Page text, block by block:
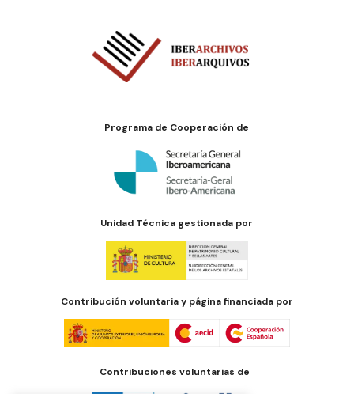
Programa de Cooperación de
Unidad Técnica gestionada por
Contribución voluntaria y página financiada por
Contribuciones voluntarias de